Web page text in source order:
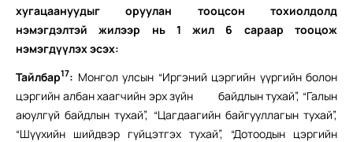
хугацаануудыг оруулан тооцсон тохиолдолд
нэмэгдэлтэй жилээр нь 1 жил 6 сараар тооцож
нэмэгдүүлэх эсэх:
Тайлбар17: Монгол улсын “Иргэний цэргийн үүргийн болон
цэргийн албан хаагчийн эрх зүйн байдлын тухай”, “Галын
аюулгүй байдлын тухай”, “Цагдаагийн байгууллагын тухай”,
“Шүүхийн шийдвэр гүйцэтгэх тухай”, “Дотоодын цэргийн